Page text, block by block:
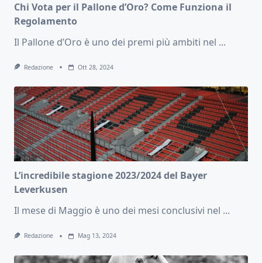
Chi Vota per il Pallone d’Oro? Come Funziona il
Regolamento
Il Pallone d’Oro è uno dei premi più ambiti nel ...
Redazione Ott 28, 2024
L’incredibile stagione 2023/2024 del Bayer
Leverkusen
Il mese di Maggio è uno dei mesi conclusivi nel ...
Redazione Mag 13, 2024